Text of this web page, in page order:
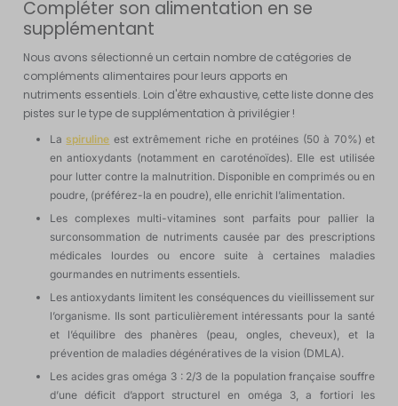
Compléter son alimentation en se
supplémentant
Nous avons sélectionné un certain nombre de catégories de
compléments alimentaires pour leurs apports en
nutriments essentiels. Loin d'être exhaustive, cette liste donne des
pistes sur le type de supplémentation à privilégier !
Laspiruline est extrêmement riche en protéines (50 à 70%) et
en antioxydants (notamment en caroténoïdes). Elle est utilisée
pour lutter contre la malnutrition. Disponible en comprimés ou en
poudre, (préférez-la en poudre), elle enrichit l’alimentation.
Les complexes multi-vitamines sont parfaits pour pallier la
surconsommation de nutriments causée par des prescriptions
médicales lourdes ou encore suite à certaines maladies
gourmandes en nutriments essentiels.
Les antioxydants limitent les conséquences du vieillissement sur
l’organisme. Ils sont particulièrement intéressants pour la santé
et l’équilibre des phanères (peau, ongles, cheveux), et la
prévention de maladies dégénératives de la vision (DMLA).
Les acides gras oméga 3 : 2/3 de la population française souffre
d’une déficit d’apport structurel en oméga 3, a fortiori les